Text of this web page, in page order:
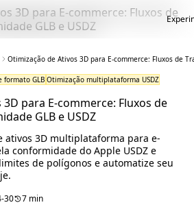
Otimização de Ativos 3D para E-commerce: Fluxos de
formato GLB Otimização multiplataforma USDZ
para E-commerce: Fluxos de
GLB e USDZ
ativos 3D multiplataforma para e-
conformidade do Apple USDZ e
de polígonos e automatize seu
30 7 min